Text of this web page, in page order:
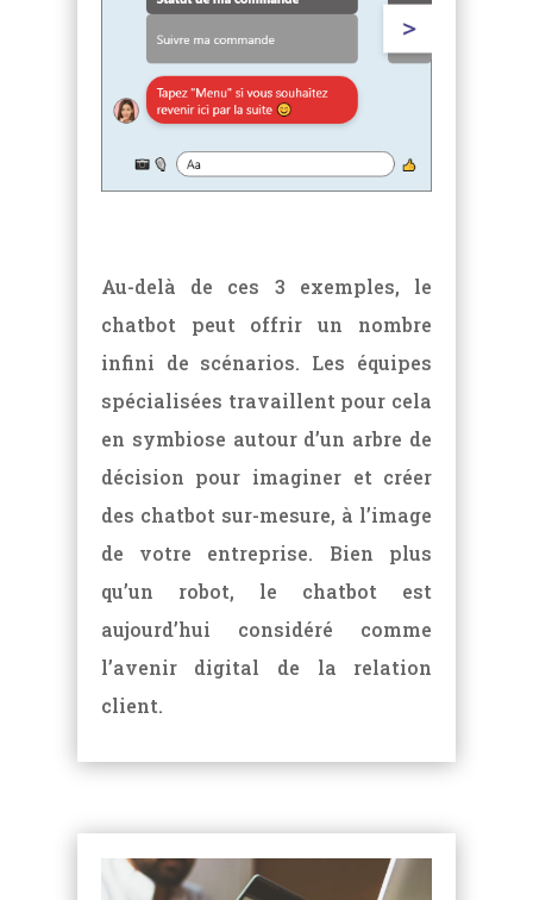
Au-delà de ces 3 exemples, le
chatbot peut offrir un nombre
infini de scénarios. Les équipes
spécialisées travaillent pour cela
en symbiose autour d’un arbre de
décision pour imaginer et créer
des chatbot sur-mesure, à l’image
de votre entreprise. Bien plus
qu’un robot, le chatbot est
aujourd’hui considéré comme
l’avenir digital de la relation
client.